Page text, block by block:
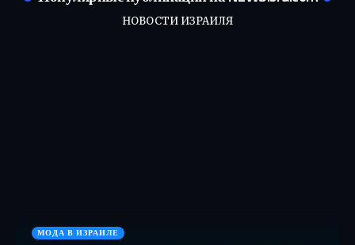
НОВОСТИ ИЗРАИЛЯ
МОДА В ИЗРАИЛЕ